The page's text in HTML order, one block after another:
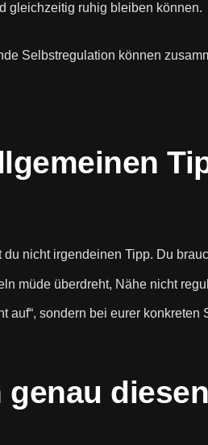
gleichzeitig ruhig bleiben können.
Selbstregulation können
nicht irgendeinen Tipp. Du
müde überdreht, Nähe nicht
auf“, sondern bei eurer konkreten